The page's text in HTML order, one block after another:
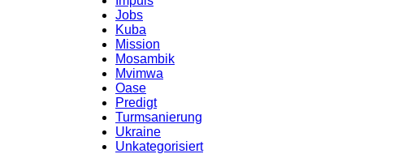
Jobs
Kuba
Mission
Mosambik
Mvimwa
Oase
Predigt
Turmsanierung
Ukraine
Unkategorisiert